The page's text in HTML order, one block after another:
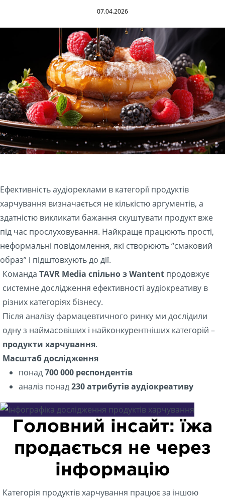
07.04.2026
Ефективність аудіореклами в категорії продуктів
харчування визначається не кількістю аргументів, а
здатністю викликати бажання скуштувати продукт вже
під час прослуховування. Найкраще працюють прості,
неформальні повідомлення, які створюють “смаковий
образ” і підштовхують до дії.
Команда TAVR Media спільно з Wantent продовжує
системне дослідження ефективності аудіокреативу в
різних категоріях бізнесу.
Після аналізу фармацевтичного ринку ми дослідили
одну з наймасовіших і найконкурентніших категорій –
продукти харчування.
Масштаб дослідження
понад700 000 респондентів
аналіз понад230 атрибутів аудіокреативу
Головний інсайт: їжа
продається не через
інформацію
Категорія продуктів харчування працює за іншою